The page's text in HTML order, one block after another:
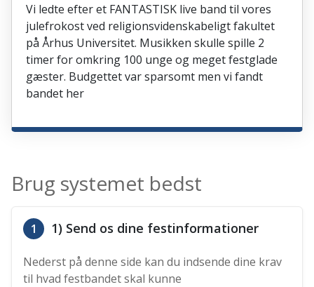
Vi ledte efter et FANTASTISK live band til vores
julefrokost ved religionsvidenskabeligt fakultet
på Århus Universitet. Musikken skulle spille 2
timer for omkring 100 unge og meget festglade
gæster. Budgettet var sparsomt men vi fandt
bandet her
Brug systemet bedst
1 1) Send os dine festinformationer
Nederst på denne side kan du indsende dine krav
til hvad festbandet skal kunne